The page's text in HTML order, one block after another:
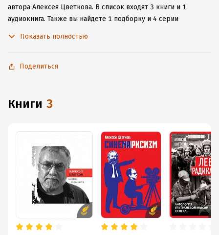
автора Алексея Цветкова. В список входят 3 книги и 1
аудиокнига. Также вы найдете 1 подборку и 4 серии
с любимыми произведениями даже без подключения
Показать полностью
Поделиться
книги 3